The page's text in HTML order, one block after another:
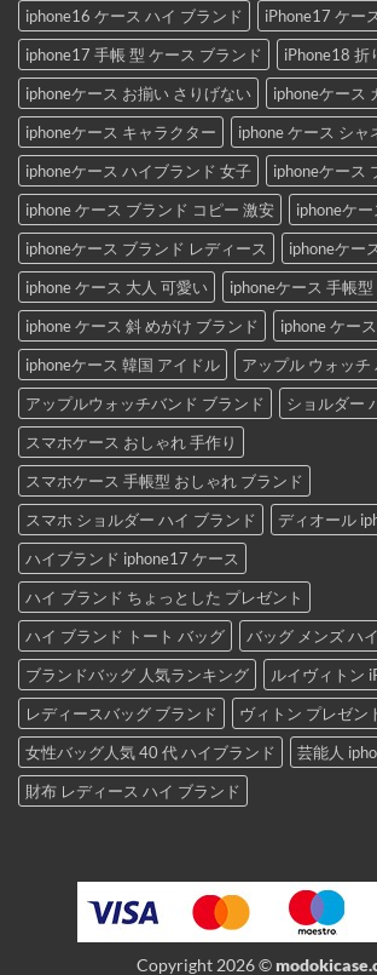
iphone16 ケース ハイ ブランド
iPhone17 ケー
iphone17 手帳 型 ケース ブランド
iPhone18 折
iphoneケース お揃い さりげない
iphoneケース
iphoneケース キャラクター
iphone ケース シャ
iphoneケース ハイブランド 女子
iphoneケース
iphone ケース ブランド コピー 激安
iphoneケ
iphoneケース ブランド レディース
iphoneケー
iphone ケース 大人 可愛い
iphoneケース 手帳型
iphone ケース 斜 めがけ ブランド
iphone ケー
iphoneケース 韓国 アイドル
アップル ウォッチ
アップルウォッチバンド ブランド
ショルダー
スマホケース おしゃれ 手作り
スマホケース 手帳型 おしゃれ ブランド
スマホ ショルダー ハイ ブランド
ディオール
ハイブランド iphone17 ケース
ハイ ブランド ちょっとした プレゼント
ハイ ブランド トート バッグ
バッグ メンズ ハ
ブランドバッグ 人気ランキング
ルイヴィトン
レディースバッグ ブランド
ヴィトン プレゼン
女性バッグ人気 40 代 ハイブランド
芸能人
財布 レディース ハイ ブランド
Copyright 2026 ©